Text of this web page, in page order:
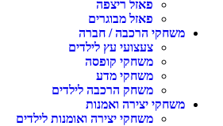
פאזל ריצפה
פאזל מבוגרים
משחקי הרכבה / חברה
צעצועי עץ לילדים
משחקי קופסה
משחקי מדע
משחק הרכבה לילדים
משחקי יצירה ואמנות
משחקי יצירה ואומנות לילדים